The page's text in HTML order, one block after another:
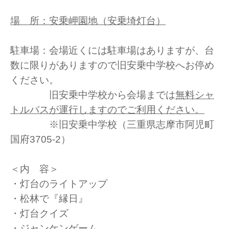
場 所：安乗岬園地（安乗埼灯台）
駐車場：会場近くには駐車場はありますが、台
数に限りがありますので旧安乗中学校へお停め
ください。
旧安乗中学校から会場までは無料シャ
トルバスが運行しますのでご利用ください。
※旧安乗中学校（三重県志摩市阿児町
国府3705-2）
＜内 容＞
・灯台のライトアップ
・松林で『縁日』
・灯台クイズ